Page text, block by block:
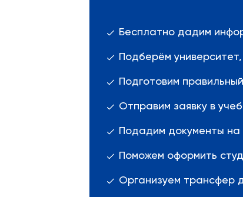
Бесплатно дадим
Подберём
Подготовим
Отправим заявку в
Подадим документы
Поможем оформить
Организуем трансфер